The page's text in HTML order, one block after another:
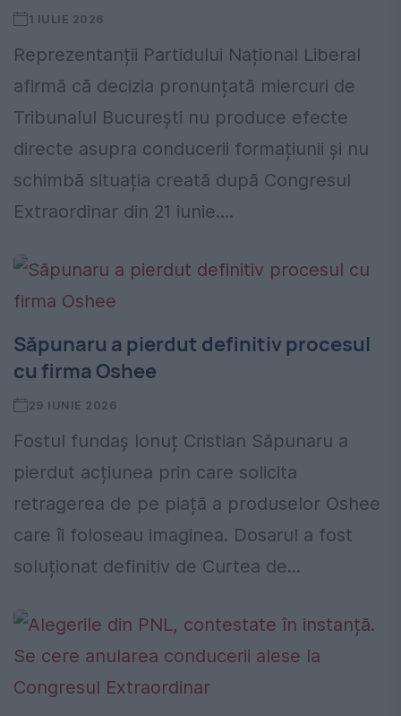
1 IULIE 2026
Reprezentanții Partidului Național Liberal
afirmă că decizia pronunțată miercuri de
Tribunalul București nu produce efecte
directe asupra conducerii formațiunii și nu
schimbă situația creată după Congresul
Extraordinar din 21 iunie....
Săpunaru a pierdut definitiv procesul
cu firma Oshee
29 IUNIE 2026
Fostul fundaș Ionuț Cristian Săpunaru a
pierdut acțiunea prin care solicita
retragerea de pe piață a produselor Oshee
care îi foloseau imaginea. Dosarul a fost
soluționat definitiv de Curtea de...